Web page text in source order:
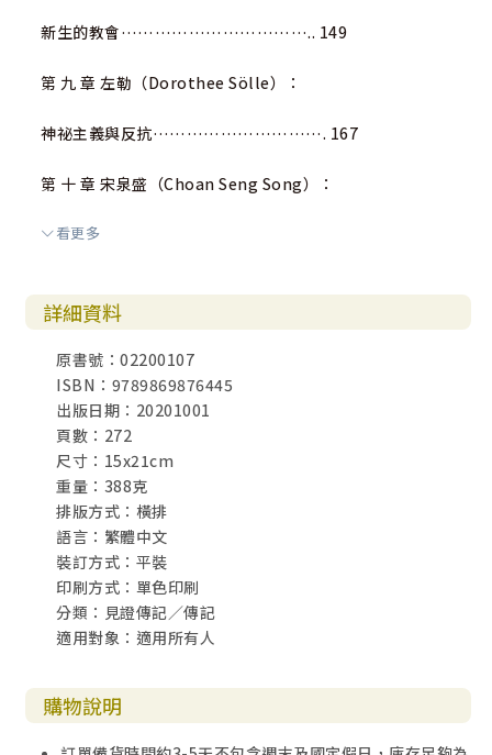
新生的教會…………………………….. 149
第 九 章 左勒（Dorothee Sölle）：
神祕主義與反抗…………………………. 167
第 十 章 宋泉盛（Choan Seng Song）：
孟姜女的眼淚──中國寓言故事……………. 187
非洲的重建神學…………………………. 209
第十二章 金恩（Martin Luther King）：
被扼殺的夢想…………………………… 231
後 記 是近處的上帝，也是遠處的上帝……………. 251
看更多
詳細資料
原書號：02200107
ISBN：9789869876445
出版日期：20201001
頁數：272
尺寸：15x21cm
重量：388克
排版方式：橫排
語言：繁體中文
裝訂方式：平裝
印刷方式：單色印刷
分類：見證傳記／傳記
適用對象：適用所有人
購物說明